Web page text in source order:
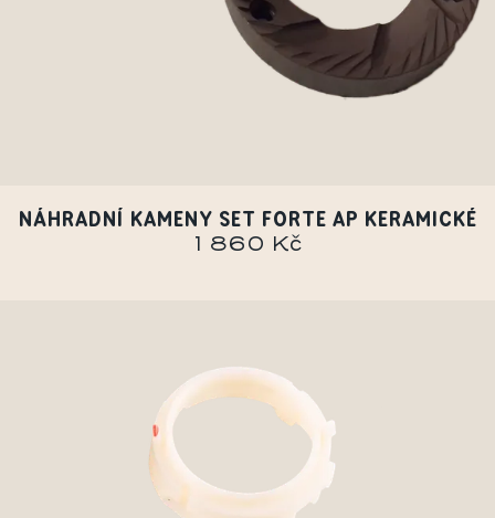
NÁHRADNÍ KAMENY SET FORTE AP KERAMICKÉ
1 860 Kč